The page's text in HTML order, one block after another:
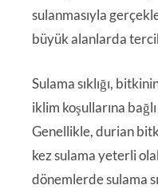
sulanmasıyla
büyük alanlarda
Sulama sıklığı,
iklim koşullarına
Genellikle, durian
kez sulama yeterli
dönemlerde sulama